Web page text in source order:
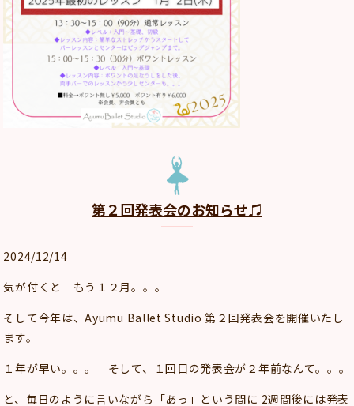
第２回発表会のお知らせ♫
2024/12/14
気が付くと もう１２月。。。
そして今年は、Ayumu Ballet Studio 第２回発表会を開催いたし
ます。
１年が早い。。。 そして、１回目の発表会が２年前なんて。。。
と、毎日のように言いながら「あっ」という間に 2週間後には発表